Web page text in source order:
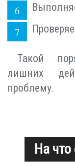
Такой
лишних
проблему.
На